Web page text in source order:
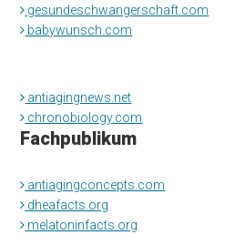
gesundeschwangerschaft.com
babywunsch.com
antiagingnews.net
chronobiology.com
Fachpublikum
antiagingconcepts.com
dheafacts.org
melatoninfacts.org